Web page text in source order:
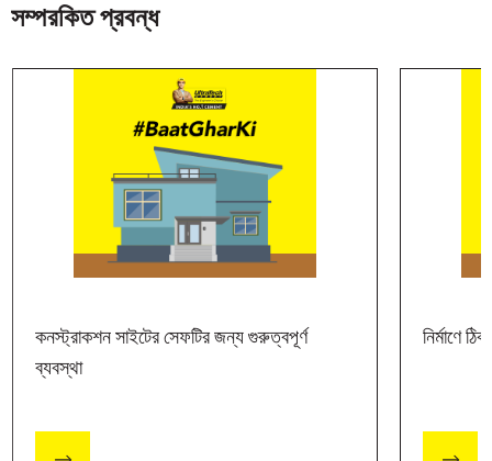
সম্পরকিত প্রবন্ধ
কনস্ট্রাকশন সাইটের সেফটির জন্য গুরুত্বপূর্ণ
ব্যবস্থা
নির্মাণে